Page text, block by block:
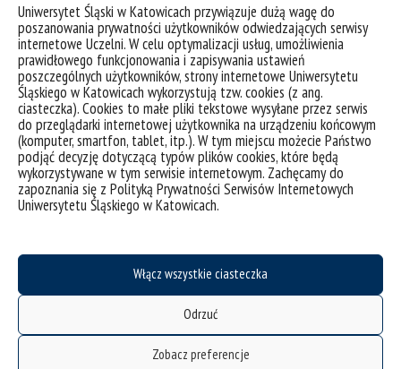
Uniwersytet Śląski w Katowicach przywiązuje dużą wagę do
poszanowania prywatności użytkowników odwiedzających serwisy
internetowe Uczelni. W celu optymalizacji usług, umożliwienia
prawidłowego funkcjonowania i zapisywania ustawień
poszczególnych użytkowników, strony internetowe Uniwersytetu
Śląskiego w Katowicach wykorzystują tzw. cookies (z ang.
ciasteczka). Cookies to małe pliki tekstowe wysyłane przez serwis
do przeglądarki internetowej użytkownika na urządzeniu końcowym
(komputer, smartfon, tablet, itp.). W tym miejscu możecie Państwo
podjąć decyzję dotyczącą typów plików cookies, które będą
wykorzystywane w tym serwisie internetowym. Zachęcamy do
zapoznania się z Polityką Prywatności Serwisów Internetowych
Uniwersytetu Śląskiego w Katowicach.
Włącz wszystkie ciasteczka
Odrzuć
Zobacz preferencje
kategorie:pomoc dla ukrainy
tagi :firmy instytucje pomoc ukraina wsparcie
Wydział Nauk Przyrodniczych